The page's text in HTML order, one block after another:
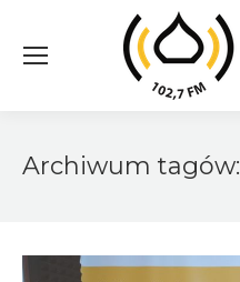
Archiwum tagów: